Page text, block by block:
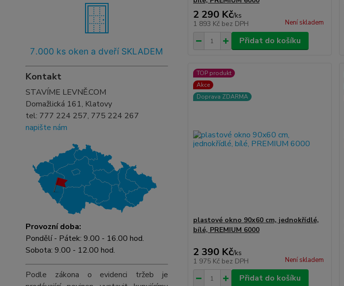
7.000 ks oken a dveří SKLADEM
Kontakt
STAVÍME LEVNĚ.COM
Domažlická 161, Klatovy
tel: 777 224 257, 775 224 267
napište nám
Provozní doba:
Pondělí - Pátek: 9.00 - 16.00 hod.
Sobota: 9.00 - 12.00 hod.
Podle zákona o evidenci tržeb je
2 290 Kč/ks
1 893 Kč bez DPH Není skladem
Přidat do košíku
TOP produkt
Akce
Doprava ZDARMA
plastové okno 90x60 cm, jednokřídlé,
bílé, PREMIUM 6000
2 390 Kč/ks
1 975 Kč bez DPH Není skladem
Přidat do košíku